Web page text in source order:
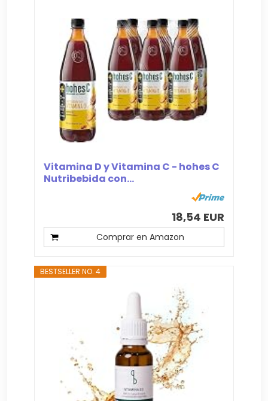
Vitamina D y Vitamina C - hohes C
Nutribebida con...
18,54 EUR
Comprar en Amazon
BESTSELLER NO. 4